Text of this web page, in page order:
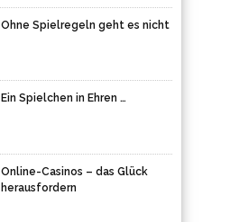
Ein Spielchen in Ehren …
Online-Casinos – das Glück
Online sein Glück versuchen –
nur wo?